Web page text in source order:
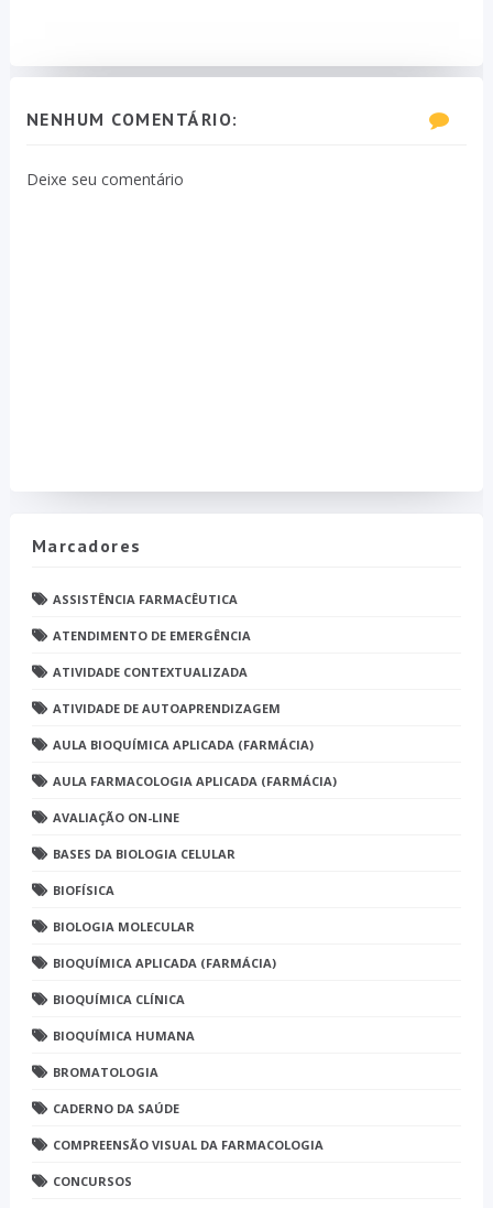
NENHUM COMENTÁRIO:
Deixe seu comentário
Marcadores
ASSISTÊNCIA FARMACÊUTICA
ATENDIMENTO DE EMERGÊNCIA
ATIVIDADE CONTEXTUALIZADA
ATIVIDADE DE AUTOAPRENDIZAGEM
AULA BIOQUÍMICA APLICADA (FARMÁCIA)
AULA FARMACOLOGIA APLICADA (FARMÁCIA)
AVALIAÇÃO ON-LINE
BASES DA BIOLOGIA CELULAR
BIOFÍSICA
BIOLOGIA MOLECULAR
BIOQUÍMICA APLICADA (FARMÁCIA)
BIOQUÍMICA CLÍNICA
BIOQUÍMICA HUMANA
BROMATOLOGIA
CADERNO DA SAÚDE
COMPREENSÃO VISUAL DA FARMACOLOGIA
CONCURSOS